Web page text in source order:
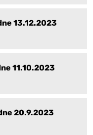
13.12.2023
11.10.2023
20.9.2023